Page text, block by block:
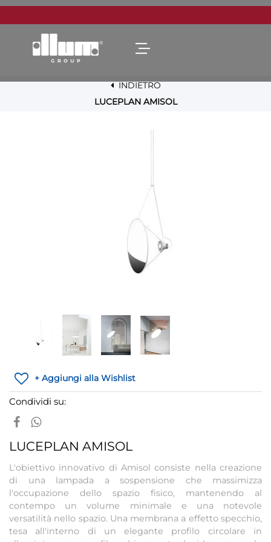
Open menu
INDIETRO
LUCEPLAN AMISOL
+ Aggiungi alla Wishlist
Condividi su:
LUCEPLAN AMISOL
L'obiettivo innovativo di Amisol consiste nella creazione
di una lampada a sospensione che massimizza
l'occupazione dello spazio fisico, mantenendo al
contempo un volume minimale e una notevole
versatilità nello spazio. Una membrana a effetto specchio,
tesa all'interno di un elegante profilo circolare in